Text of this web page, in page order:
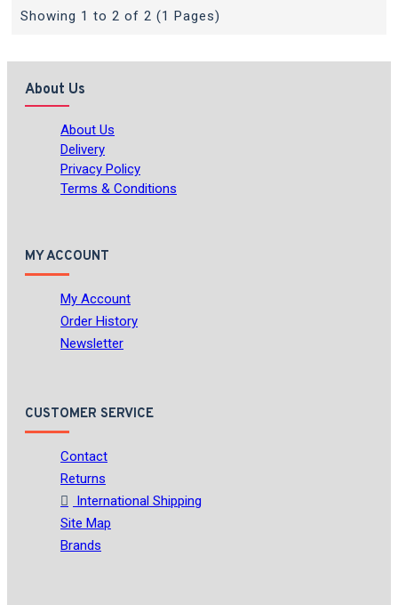
Showing 1 to 2 of 2 (1 Pages)
About Us
About Us
Delivery
Privacy Policy
Terms & Conditions
MY ACCOUNT
My Account
Order History
Newsletter
CUSTOMER SERVICE
Contact
Returns
International Shipping
Site Map
Brands